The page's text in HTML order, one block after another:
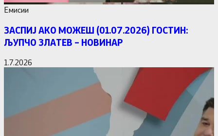
Емисии
ЗАСПИЈ АКО МОЖЕШ (01.07.2026) ГОСТИН:
ЉУПЧО ЗЛАТЕВ – НОВИНАР
1.7.2026